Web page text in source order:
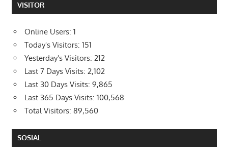
VISITOR
Online Users: 1
Today's Visitors: 151
Yesterday's Visitors: 212
Last 7 Days Visits: 2,102
Last 30 Days Visits: 9,865
Last 365 Days Visits: 100,568
Total Visitors: 89,560
SOSIAL